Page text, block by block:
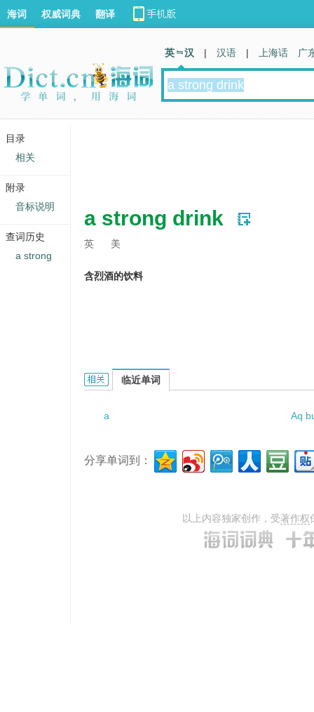
a strong drink
英 美
含烈酒的饮料
a strong drink的相关资料：
临近单词
a Aq
分享单词到：
以上内容独家创作，受著作权
海词 权威词典 翻译
英 汉 | 汉语 | 上海话 广
目录
相关
附录
音标说明
查词历史
a strong